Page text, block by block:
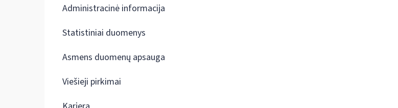
Administracinė informacija
Statistiniai duomenys
Asmens duomenų apsauga
Viešieji pirkimai